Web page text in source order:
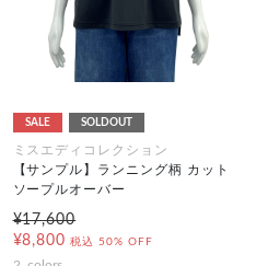
SALE SOLDOUT
ミスエディコレクション
【サンプル】ランニング柄 カット
ソープルオーバー
¥17,600
¥8,800 税込 50% OFF